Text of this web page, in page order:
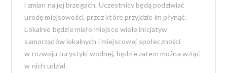
i zmian na jej brzegach. Uczestnicy będą podziwiać
urodę miejsowości, przez które przyjdzie im płynąć.
Lokalnie będzie miało miejsce wiele inicjatyw
samorządów lokalnych i miejscowej społeczności
w rozwoju turystyki wodnej, będzie zatem można wziąć
w nich udział.